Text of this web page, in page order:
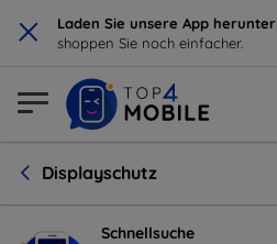
× Laden Sie unsere App herunter
shoppen Sie noch einfacher.
Displayschutz
Schnellsuche